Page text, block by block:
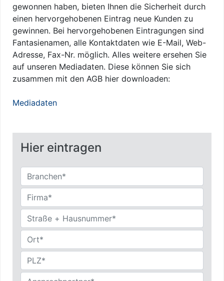
gewonnen haben, bieten Ihnen die Sicherheit durch
einen hervorgehobenen Eintrag neue Kunden zu
gewinnen. Bei hervorgehobenen Eintragungen sind
Fantasienamen, alle Kontaktdaten wie E-Mail, Web-
Adresse, Fax-Nr. möglich. Alles weitere ersehen Sie
auf unseren Mediadaten. Diese können Sie sich
zusammen mit den AGB hier downloaden:
Mediadaten
Hier eintragen